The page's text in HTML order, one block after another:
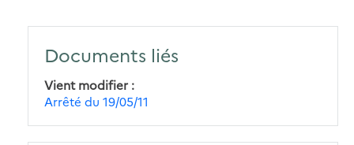
Documents liés
Vient modifier
Arrêté du 19/05/11